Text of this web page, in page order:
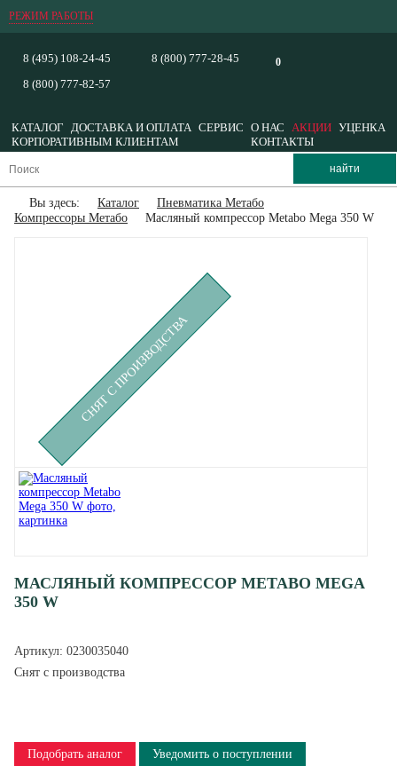
РЕЖИМ РАБОТЫ
0
8 (495) 108-24-45
8 (800) 777-82-57
8 (800) 777-28-45
КАТАЛОГ ДОСТАВКА И ОПЛАТА СЕРВИС О НАС АКЦИИ УЦЕНКА
КОРПОРАТИВНЫМ КЛИЕНТАМ
КОНТАКТЫ
Вы здесь: Каталог
Пневматика Метабо
Компрессоры Метабо
Масляный компрессор Metabo Mega 350 W
СНЯТ С ПРОИЗВОДСТВА
МАСЛЯНЫЙ КОМПРЕССОР METABO MEGA
350 W
Артикул: 0230035040
Снят с производства
Подобрать аналог
Уведомить о поступлении